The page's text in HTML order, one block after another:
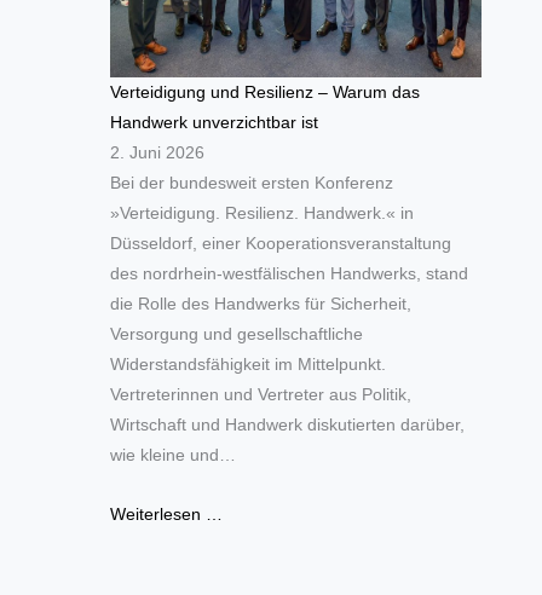
Verteidigung und Resilienz – Warum das
Handwerk unverzichtbar ist
2. Juni 2026
Bei der bundesweit ersten Konferenz
»Verteidigung. Resilienz. Handwerk.« in
Düsseldorf, einer Kooperationsveranstaltung
des nordrhein-westfälischen Handwerks, stand
die Rolle des Handwerks für Sicherheit,
Versorgung und gesellschaftliche
Widerstandsfähigkeit im Mittelpunkt.
Vertreterinnen und Vertreter aus Politik,
Wirtschaft und Handwerk diskutierten darüber,
wie kleine und…
Weiterlesen …